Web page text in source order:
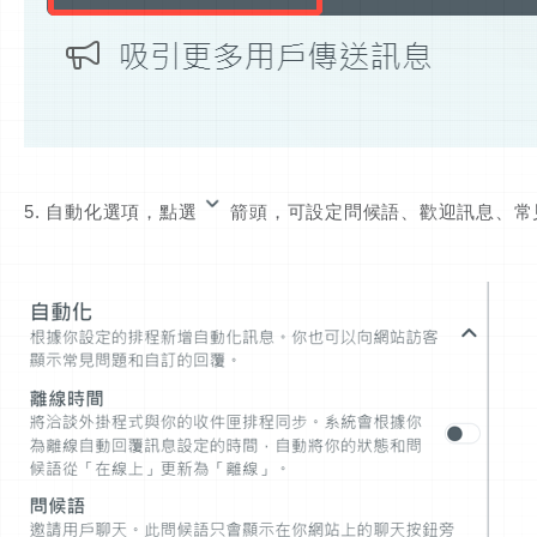
5. 自動化選項，點選 箭頭，可設定問候語、歡迎訊息、